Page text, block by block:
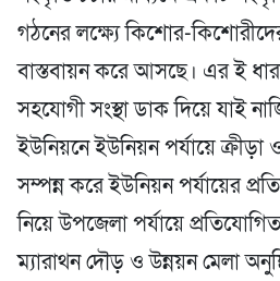
গঠনের লক্ষ্যে কিশোর-
বাস্তবায়ন করে আসছে। এর ই
সহযোগী সংস্থা ডাক দিয়ে যাই
ইউনিয়নে ইউনিয়ন পর্যায়ে ক্রীড়া
সম্পন্ন করে ইউনিয়ন পর্যায়ের
নিয়ে উপজেলা পর্যায়ে
ম্যারাথন দৌড় ও উন্নয়ন মেলা